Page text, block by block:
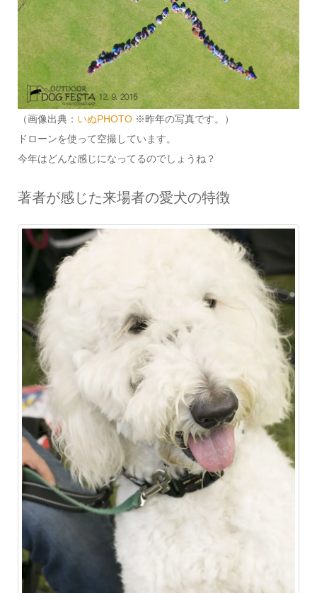
（画像出典： いぬPHOTO※昨年の写真です。）
ドローンを使って空撮しています。
今年はどんな感じになってるのでしょうね？
著者が感じた来場者の愛犬の特徴